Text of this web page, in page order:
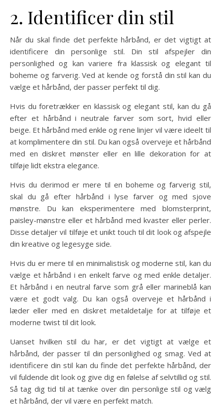
2. Identificer din stil
Når du skal finde det perfekte hårbånd, er det vigtigt at
identificere din personlige stil. Din stil afspejler din
personlighed og kan variere fra klassisk og elegant til
boheme og farverig. Ved at kende og forstå din stil kan du
vælge et hårbånd, der passer perfekt til dig.
Hvis du foretrækker en klassisk og elegant stil, kan du gå
efter et hårbånd i neutrale farver som sort, hvid eller
beige. Et hårbånd med enkle og rene linjer vil være ideelt til
at komplimentere din stil. Du kan også overveje et hårbånd
med en diskret mønster eller en lille dekoration for at
tilføje lidt ekstra elegance.
Hvis du derimod er mere til en boheme og farverig stil,
skal du gå efter hårbånd i lyse farver og med sjove
mønstre. Du kan eksperimentere med blomsterprint,
paisley-mønstre eller et hårbånd med kvaster eller perler.
Disse detaljer vil tilføje et unikt touch til dit look og afspejle
din kreative og legesyge side.
Hvis du er mere til en minimalistisk og moderne stil, kan du
vælge et hårbånd i en enkelt farve og med enkle detaljer.
Et hårbånd i en neutral farve som grå eller marineblå kan
være et godt valg. Du kan også overveje et hårbånd i
læder eller med en diskret metaldetalje for at tilføje et
moderne twist til dit look.
Uanset hvilken stil du har, er det vigtigt at vælge et
hårbånd, der passer til din personlighed og smag. Ved at
identificere din stil kan du finde det perfekte hårbånd, der
vil fuldende dit look og give dig en følelse af selvtillid og stil.
Så tag dig tid til at tænke over din personlige stil og vælg
et hårbånd, der vil være en perfekt match.